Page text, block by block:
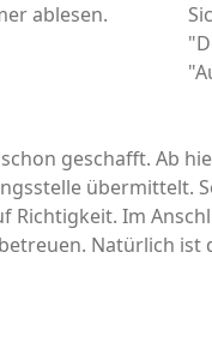
ablesen.
geschafft. Ab
übermittelt.
Richtigkeit. Im
betreuen. Natürlich ist